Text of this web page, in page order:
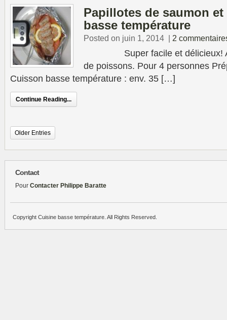
Papillotes de saumon
basse température
Posted on juin 1, 2014 | 2
Super facile et délicieux! A
de poissons. Pour 4 personnes
Cuisson basse température : env. 35 […]
Continue Reading...
Older Entries
Contact
Pour Contacter Philippe Baratte
Copyright Cuisine basse température. All Rights Reserved.